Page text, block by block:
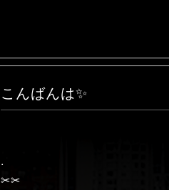
こんばんは✨
.
✂︎✂︎